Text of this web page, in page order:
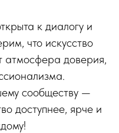
к диалогу и
что искусство
атмосфера доверия,
сообществу —
доступнее, ярче и